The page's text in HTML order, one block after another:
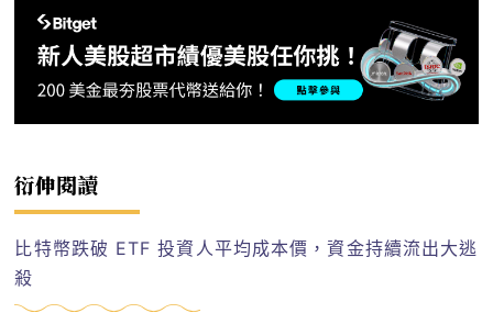
衍伸閱讀
比特幣跌破 ETF 投資人平均成本價，資金持續流出大逃
殺